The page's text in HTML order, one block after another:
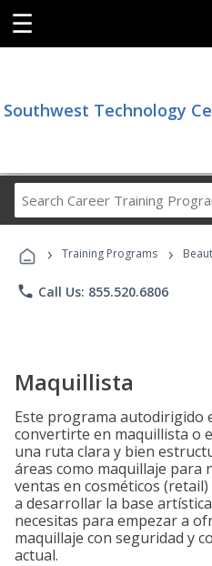
☰
Southwest Technology
Career
› Training Programs ›
phone Call Us: 855.520.6806
Maquillista
Este programa autodirigido
convertirte en maquillista o
una ruta clara y bien
áreas como maquillaje para
ventas en cosméticos
a desarrollar la base
necesitas para empezar a
maquillaje con seguridad y
actual.